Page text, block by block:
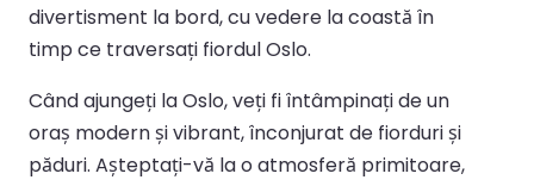
divertisment la bord, cu vedere la coastă în
timp ce traversați fiordul Oslo.
Când ajungeți la Oslo, veți fi întâmpinați de un
oraș modern și vibrant, înconjurat de fiorduri și
păduri. Așteptați-vă la o atmosferă primitoare,